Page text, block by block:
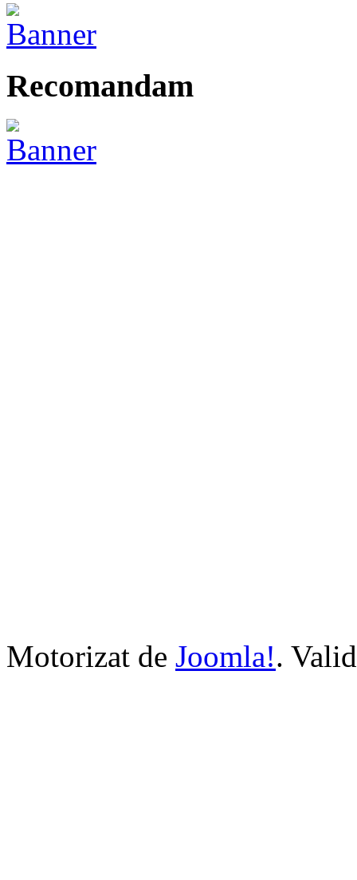
Recomandam
Motorizat de Joomla!.